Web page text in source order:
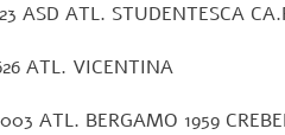
ASD ATL. STUDENTESCA
ATL.
ATL. BERGAMO 1959